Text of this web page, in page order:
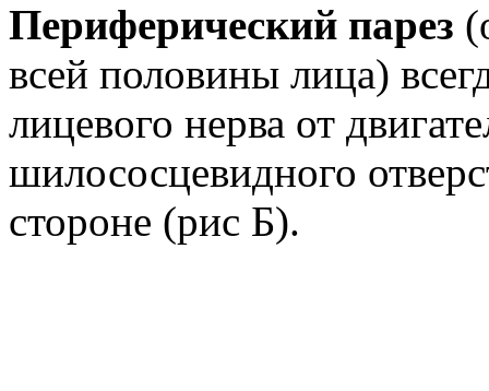
Периферический парез
всей половины лица)
лицевого нерва от
шилососцевидного
стороне (рис Б).